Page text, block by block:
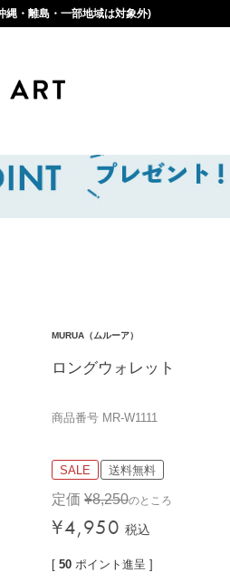
縄・離島・一部地域は対象外)
価格帯
MURUA（ムルーア）
ロングウォレット
商品番号 MR-W1111
SALE 送料無料
定価 ¥8,250のところ
¥4,950 税込
[ 50 ポイント進呈 ]